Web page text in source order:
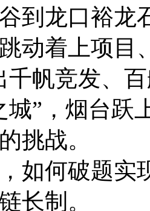
到龙口裕龙
动着上项目
千帆竞发、
城”，烟台跃
挑战。
如何破题实
长制。